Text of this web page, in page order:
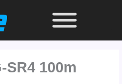
SR4 100m